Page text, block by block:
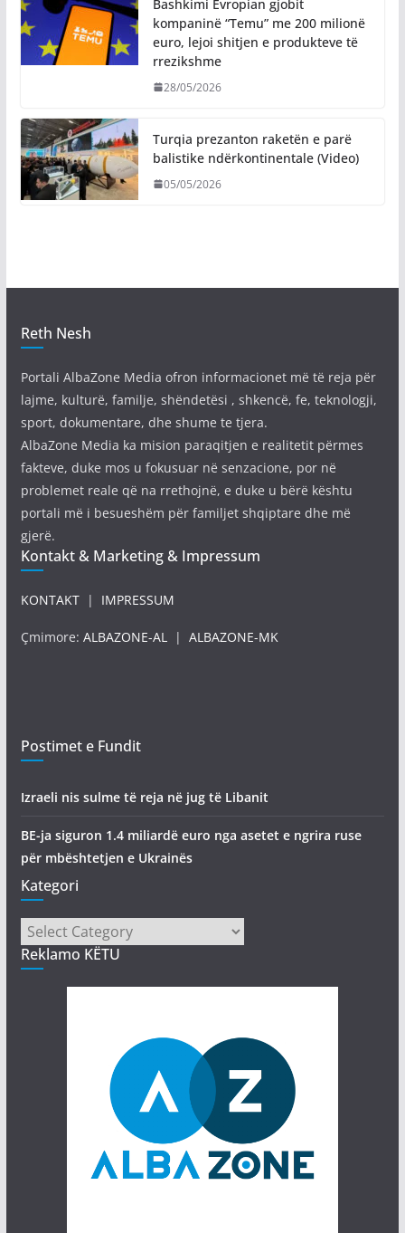
Bashkimi Evropian gjobit
kompaninë “Temu” me 200 milionë
euro, lejoi shitjen e produkteve të
rrezikshme
28/05/2026
Turqia prezanton raketën e parë
balistike ndërkontinentale (Video)
05/05/2026
Reth Nesh
Portali AlbaZone Media ofron informacionet më të reja për
lajme, kulturë, familje, shëndetësi , shkencë, fe, teknologji,
sport, dokumentare, dhe shume te tjera.
AlbaZone Media ka mision paraqitjen e realitetit përmes
fakteve, duke mos u fokusuar në senzacione, por në
problemet reale që na rrethojnë, e duke u bërë kështu
portali më i besueshëm për familjet shqiptare dhe më
gjerë.
Kontakt & Marketing & Impressum
KONTAKT| IMPRESSUM
Çmimore: ALBAZONE-AL | ALBAZONE-MK
Postimet e Fundit
Izraeli nis sulme të reja në jug të Libanit
BE-ja siguron 1.4 miliardë euro nga asetet e ngrira ruse
për mbështetjen e Ukrainës
Kategori
Kategori
Reklamo KËTU